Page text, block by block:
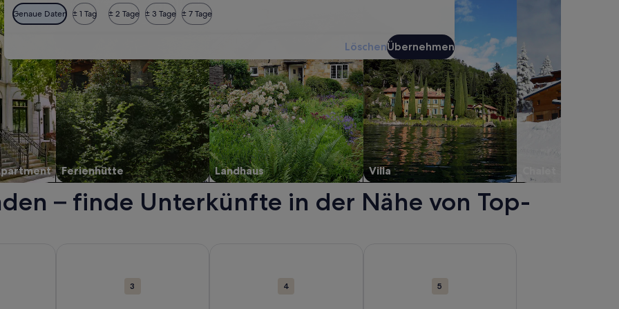
Genaue Daten ± 1 Tag ± 2 Tage ± 3 Tage ± 7 Tage
LöschenÜbernehmen
Ferienhütte Landhaus Villa
– finde Unterkünfte in der Nähe von Top-
3 4 5